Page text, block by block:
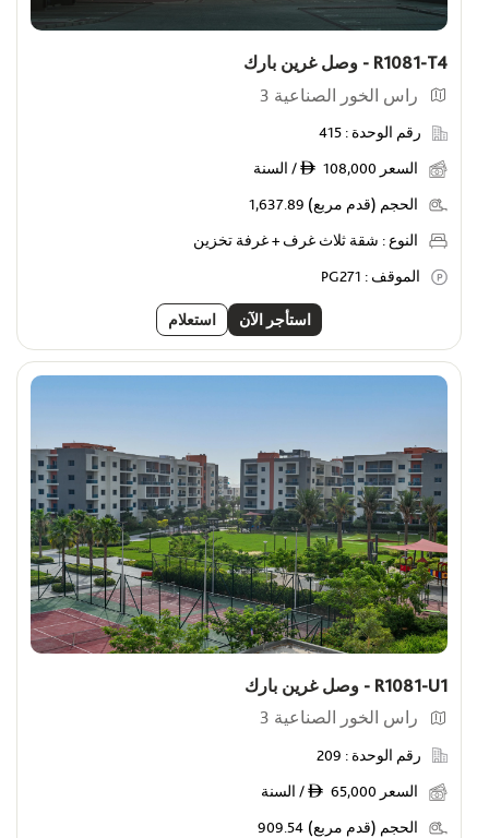
R1081-T4 - وصل غرين بارك
راس الخور الصناعية 3
رقم الوحدة : 415
السعر ê 108,000 / السنة
الحجم (قدم مربع) 1,637.89
النوع : شقة ثلاث غرف + غرفة تخزين
الموقف : PG271
استأجر الآن استعلام
R1081-U1 - وصل غرين بارك
راس الخور الصناعية 3
رقم الوحدة : 209
السعر ê 65,000 / السنة
الحجم (قدم مربع) 909.54